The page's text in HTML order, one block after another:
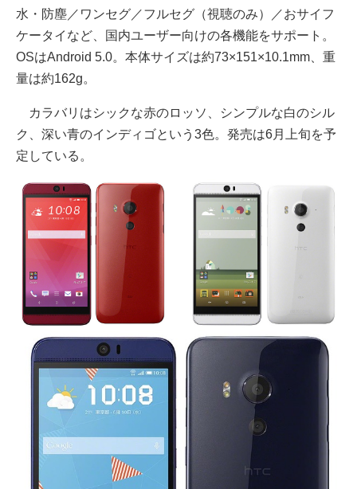
水・防塵／ワンセグ／フルセグ（視聴のみ）／おサイフ
ケータイなど、国内ユーザー向けの各機能をサポート。
OSはAndroid 5.0。本体サイズは約73×151×10.1mm、重
量は約162g。
カラバリはシックな赤のロッソ、シンプルな白のシル
ク、深い青のインディゴという3色。発売は6月上旬を予
定している。